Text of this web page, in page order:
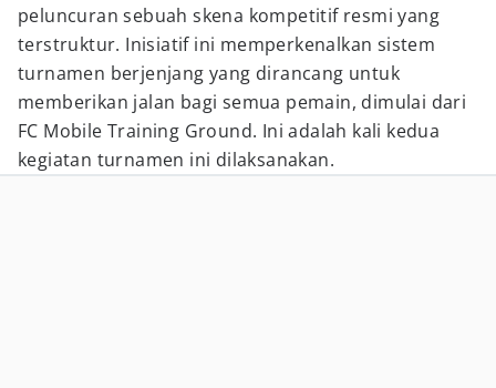
peluncuran sebuah skena kompetitif resmi yang
terstruktur. Inisiatif ini memperkenalkan sistem
turnamen berjenjang yang dirancang untuk
memberikan jalan bagi semua pemain, dimulai dari
FC Mobile Training Ground. Ini adalah kali kedua
kegiatan turnamen ini dilaksanakan.